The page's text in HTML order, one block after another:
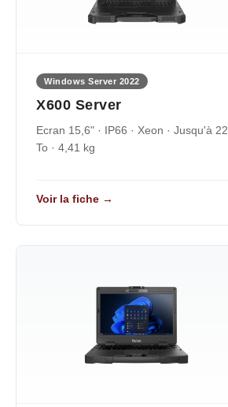
Windows Server 2022
X600 Server
Ecran 15,6" · IP66 · Xeon · Jusqu'à 22
To · 4,41 kg
Voir la fiche →